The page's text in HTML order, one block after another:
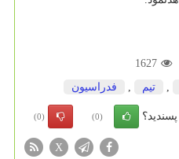
1627
تیم فدراسیون
(0)
(0)
X